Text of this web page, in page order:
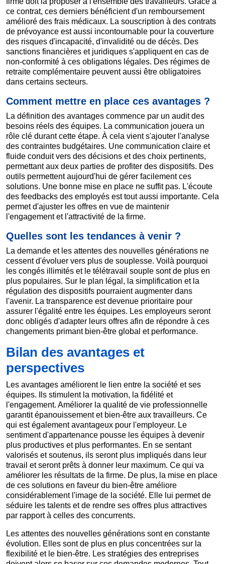
ce contrat, ces derniers bénéficient d'un remboursement
amélioré des frais médicaux. La souscription à des contrats
de prévoyance est aussi incontournable pour la couverture
des risques d'incapacité, d'invalidité ou de décès. Des
sanctions financières et juridiques s'appliquent en cas de
non-conformité à ces obligations légales. Des régimes de
retraite complémentaire peuvent aussi être obligatoires
dans certains secteurs.
Comment mettre en place ces avantages ?
La définition des avantages commence par un audit des
besoins réels des équipes. La communication jouera un
rôle clé durant cette étape. À cela vient s'ajouter l'analyse
des contraintes budgétaires. Une communication claire et
fluide conduit vers des décisions et des choix pertinents,
permettant aux deux parties de profiter des dispositifs. Des
outils permettent aujourd'hui de gérer facilement ces
solutions. Une bonne mise en place ne suffit pas. L'écoute
des feedbacks des employés est tout aussi importante. Cela
permet d'ajuster les offres en vue de maintenir
l'engagement et l'attractivité de la firme.
Quelles sont les tendances à venir ?
La demande et les attentes des nouvelles générations ne
cessent d'évoluer vers plus de souplesse. Voilà pourquoi
les congés illimités et le télétravail souple sont de plus en
plus populaires. Sur le plan légal, la simplification et la
régulation des dispositifs pourraient augmenter dans
l'avenir. La transparence est devenue prioritaire pour
assurer l'égalité entre les équipes. Les employeurs seront
donc obligés d'adapter leurs offres afin de répondre à ces
changements primant bien-être global et performance.
Bilan des avantages et
perspectives
Les avantages améliorent le lien entre la société et ses
équipes. Ils stimulent la motivation, la fidélité et
l'engagement. Améliorer la qualité de vie professionnelle
garantit épanouissement et bien-être aux travailleurs. Ce
qui est également avantageux pour l'employeur. Le
sentiment d'appartenance pousse les équipes à devenir
plus productives et plus performantes. En se sentant
valorisés et soutenus, ils seront plus impliqués dans leur
travail et seront prêts à donner leur maximum. Ce qui va
améliorer les résultats de la firme. De plus, la mise en place
de ces solutions en faveur du bien-être améliore
considérablement l'image de la société. Elle lui permet de
séduire les talents et de rendre ses offres plus attractives
par rapport à celles des concurrents.
Les attentes des nouvelles générations sont en constante
évolution. Elles sont de plus en plus concentrées sur la
flexibilité et le bien-être. Les stratégies des entreprises